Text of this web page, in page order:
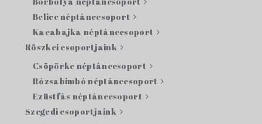
Belice néptánccsoport
Kacabajka néptánccsoport
Röszkei csoportjaink
Csöpörke néptánccsoport
Rózsabimbó néptánccsoport
Ezüstfás néptánccsoport
Szegedi csoportjaink